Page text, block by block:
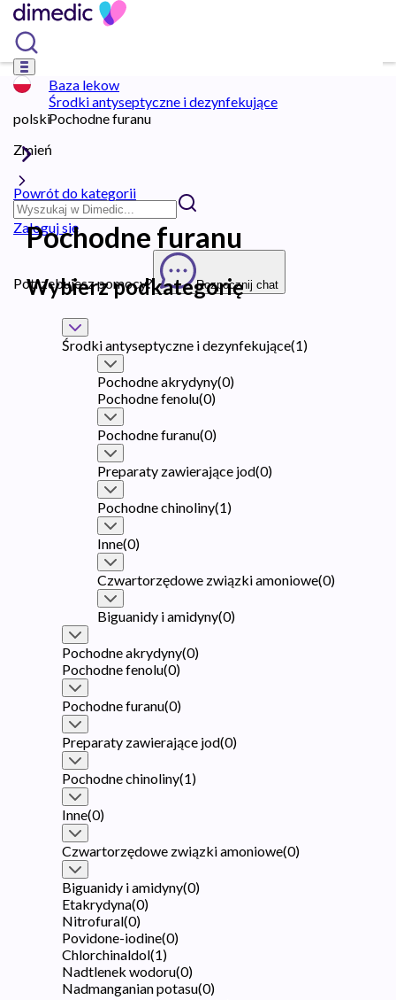
polski
Zmień
Zaloguj się
Potrzebujesz pomocy? Rozpocznij chat
Baza lekow
Środki antyseptyczne i dezynfekujące
Pochodne furanu
Powrót do kategorii
Pochodne furanu
Wybierz podkategorię
Środki antyseptyczne i dezynfekujące(1)
Pochodne akrydyny(0)
Pochodne fenolu(0)
Pochodne furanu(0)
Preparaty zawierające jod(0)
Pochodne chinoliny(1)
Inne(0)
Czwartorzędowe związki amoniowe(0)
Biguanidy i amidyny(0)
Pochodne akrydyny(0)
Pochodne fenolu(0)
Pochodne furanu(0)
Preparaty zawierające jod(0)
Pochodne chinoliny(1)
Inne(0)
Czwartorzędowe związki amoniowe(0)
Biguanidy i amidyny(0)
Etakrydyna(0)
Nitrofural(0)
Povidone-iodine(0)
Chlorchinaldol(1)
Nadtlenek wodoru(0)
Nadmanganian potasu(0)